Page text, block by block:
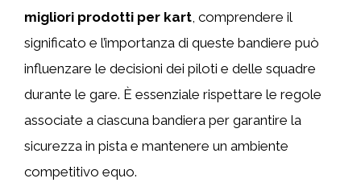
migliori prodotti per kart , comprendere il
significato e l’importanza di queste bandiere può
influenzare le decisioni dei piloti e delle squadre
durante le gare. È essenziale rispettare le regole
associate a ciascuna bandiera per garantire la
sicurezza in pista e mantenere un ambiente
competitivo equo.